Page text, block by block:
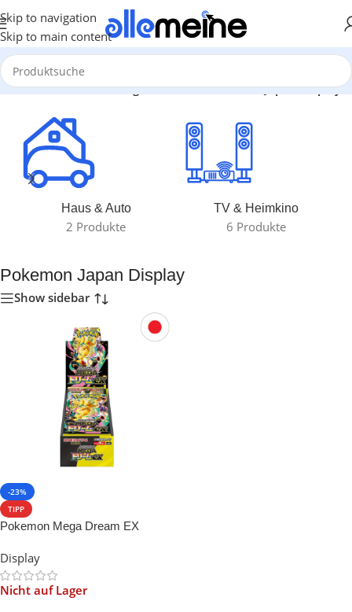
Skip to navigation
Skip to main content
Start/Produkte verschlagwortet mit „Pokemon Japan Display“
Haus & Auto
2 Produkte
TV & Heimkino
6 Produkte
Pokemon Japan Display
Show sidebar
-23%
TIPP
Pokemon Mega Dream EX
Display
Nicht auf Lager